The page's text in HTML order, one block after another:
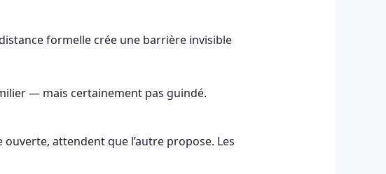
formelle crée une barrière invisible
— mais certainement pas guindé.
ouverte, attendent que l’autre propose. Les